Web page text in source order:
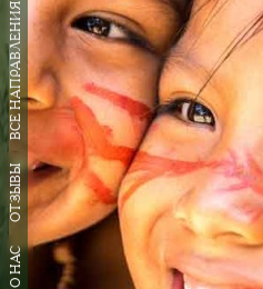
ВСЕ НАПРАВЛЕНИЯ
ОТЗЫВЫ
О НАС